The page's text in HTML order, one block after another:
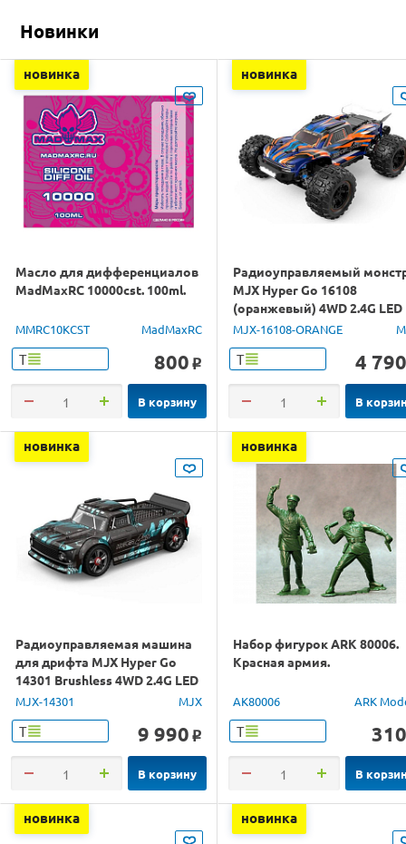
Новинки
новинка
Масло для дифференциалов
MadMaxRC 10000cst. 100ml.
MMRC10KCST MadMaxRC
Т 800 o
В корзину
новинка
Радиоуправляемый
MJX Hyper Go 16108
(оранжевый) 4WD 2.4G LED
1/16 RTR
MJX-16108-ORANGE
Т 4 790
В
новинка
Радиоуправляемая машина
для дрифта MJX Hyper Go
14301 Brushless 4WD 2.4G LED
1/14 RTR
MJX-14301 MJX
Т 9 990 o
В корзину
новинка
Набор фигурок ARK 80006.
Красная армия.
AK80006 ARK
Т 310
В
новинка новинка